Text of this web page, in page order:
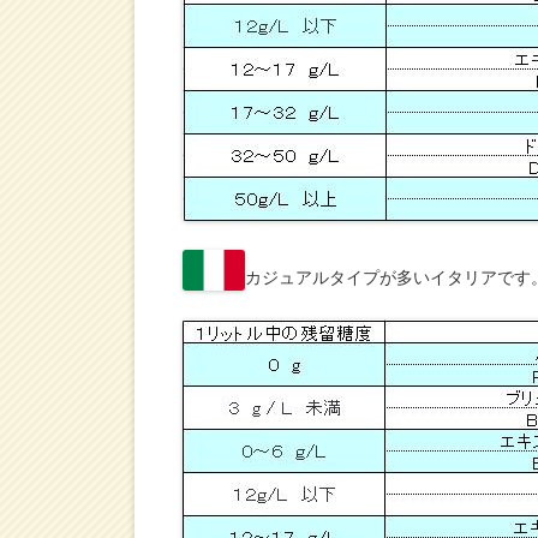
カジュアルタイプが多いイタリアです